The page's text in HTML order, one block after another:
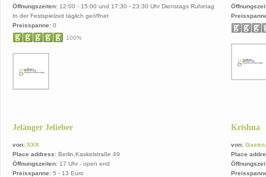
Öffnungszeiten: 12:00 - 15:00 und 17:30 - 23:30 Uhr Dienstags Ruhetag
In der Festspielzeit täglich geöffnet
Preisspanne: 0
100%
Jelänger Jelieber
von: XXX
Place address: Berlin,Kaskelstraße 49
Öffnungszeiten: 17 Uhr - open end
Preisspanne: 5 - 13 Euro
Krishna
von:
Place